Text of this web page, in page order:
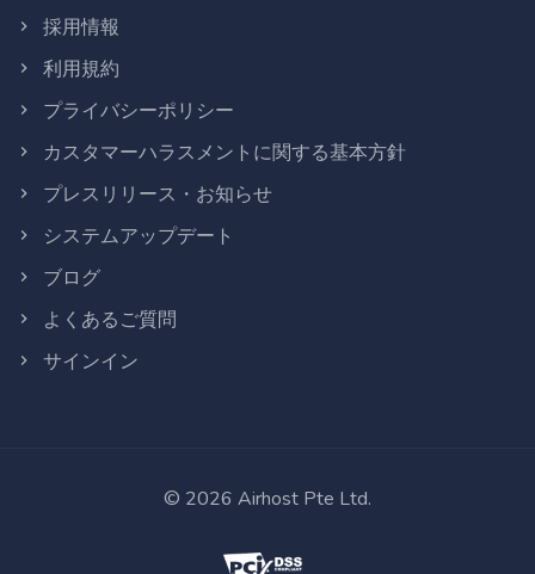
採用情報
利用規約
プライバシーポリシー
カスタマーハラスメントに関する基本方針
プレスリリース・お知らせ
システムアップデート
ブログ
よくあるご質問
サインイン
© 2026 Airhost Pte Ltd.